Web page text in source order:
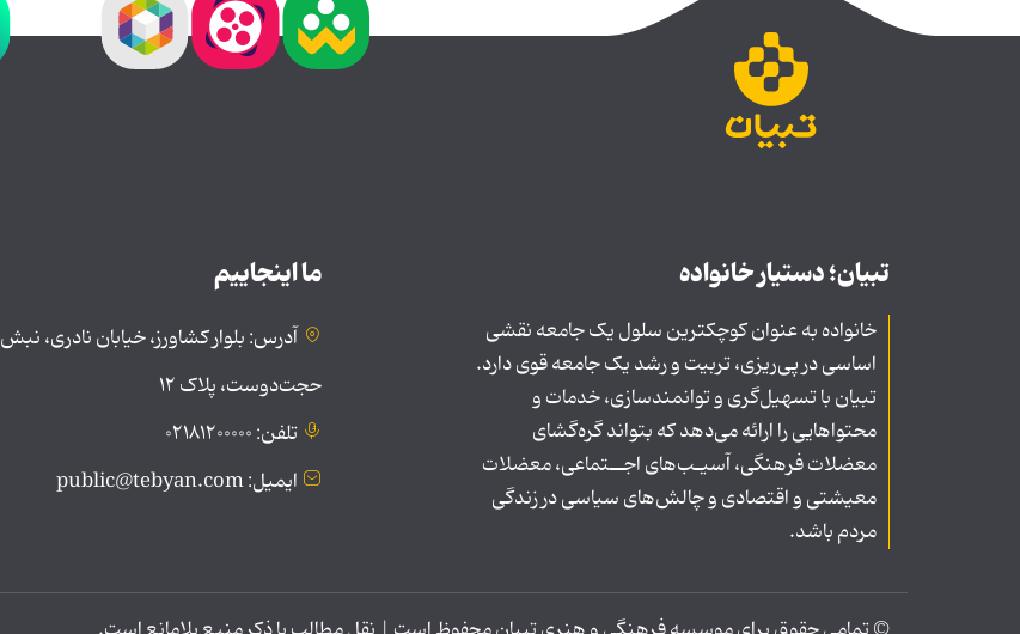
تبیان؛ دستیار خانواده
خانواده به عنوان کوچکترین سلول یک جامعه نقشی
اساسی در پی‌ریزی، تربیت و رشد یک جامعه قوی دارد.
تبیان با تسهیل‌گری و توانمندسازی، خدمات و
محتواهایی را ارائه می‌دهد که بتواند گره‌گشای
معضلات فرهنگی، آسیـب‌های اجــتماعی، معضلات
معیشتی و اقتصادی و چالش‌های سیاسی در زندگی
مردم باشد.
ما اینجاییم
آدرس: بلوار کشاورز، خیابان نادری، نبش
حجت‌دوست، پلاک ۱۲
تلفن: ۰۲۱۸۱۲۰۰۰۰۰
ایمیل: public@tebyan.com